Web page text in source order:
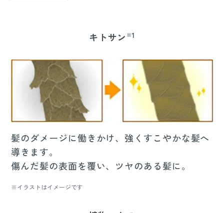
キトサン ※1
髪のダメージに働きかけ、強くすこやかな髪へ
導きます。
傷んだ髪の表面を覆い、ツヤのある髪に。
※イラストはイメージです